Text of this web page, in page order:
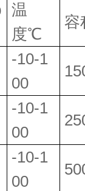
温
度℃
容
-10-1
00
-10-1
00
-10-1
00